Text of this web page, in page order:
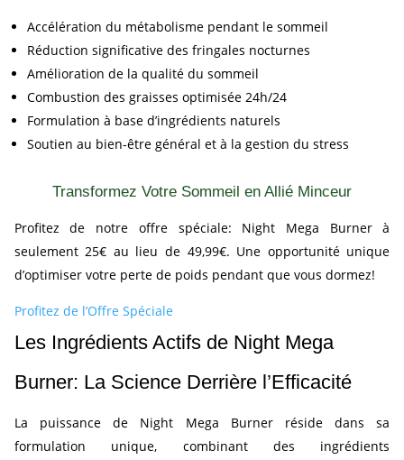
Accélération du métabolisme pendant le sommeil
Réduction significative des fringales nocturnes
Amélioration de la qualité du sommeil
Combustion des graisses optimisée 24h/24
Formulation à base d’ingrédients naturels
Soutien au bien-être général et à la gestion du stress
Transformez Votre Sommeil en Allié Minceur
Profitez de notre offre spéciale: Night Mega Burner à
seulement 25€ au lieu de 49,99€. Une opportunité unique
d’optimiser votre perte de poids pendant que vous dormez!
Profitez de l’Offre Spéciale
Les Ingrédients Actifs de Night Mega
Burner: La Science Derrière l’Efficacité
La puissance de Night Mega Burner réside dans sa
formulation unique, combinant des ingrédients